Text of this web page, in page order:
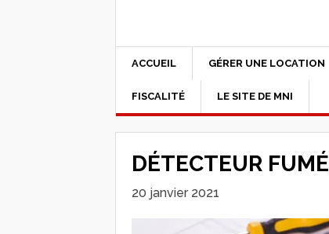
ACCUEIL GÉRER UNE LOCATION
FISCALITÉ LE SITE DE MNI
DÉTECTEUR
20 janvier 2021